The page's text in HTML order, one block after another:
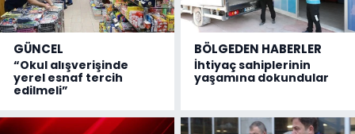
GÜNCEL
“Okul alışverişinde
yerel esnaf tercih
edilmeli”
BÖLGEDEN HABERLER
İhtiyaç sahiplerinin
yaşamına dokundular